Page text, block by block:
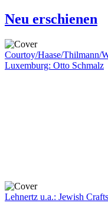
Neu erschienen
Courtoy/Haase/Thilmann/
Luxemburg: Otto Schmalz
Lehnertz u.a.: Jewish